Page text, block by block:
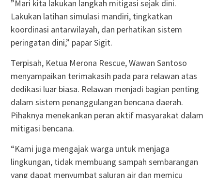
​”Mari kita lakukan langkah mitigasi sejak dini.
Lakukan latihan simulasi mandiri, tingkatkan
koordinasi antarwilayah, dan perhatikan sistem
peringatan dini,” papar Sigit.
Terpisah, Ketua Merona Rescue, Wawan Santoso
menyampaikan terimakasih pada para relawan atas
dedikasi luar biasa. Relawan menjadi bagian penting
dalam sistem penanggulangan bencana daerah.
Pihaknya menekankan peran aktif masyarakat dalam
mitigasi bencana.
“Kami juga mengajak warga untuk menjaga
lingkungan, tidak membuang sampah sembarangan
yang dapat menyumbat saluran air dan memicu